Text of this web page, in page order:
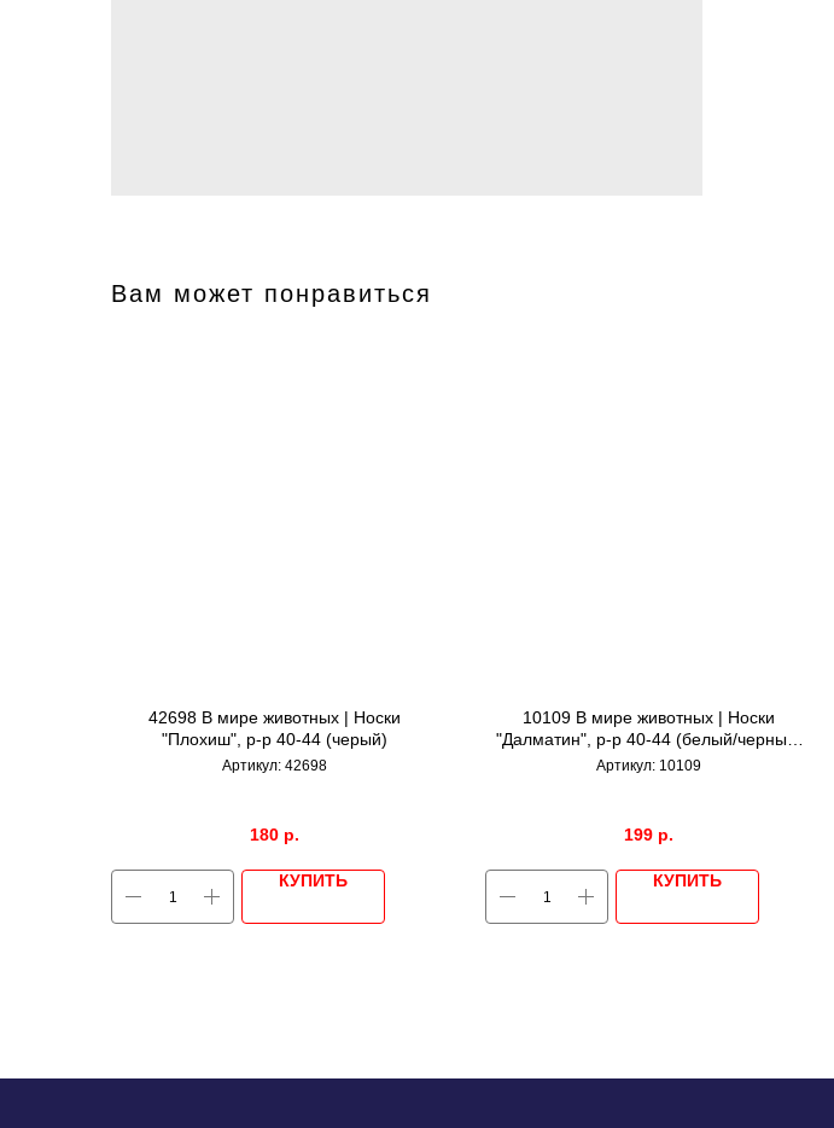
Вам может понравиться
42698 В мире животных | Носки
"Плохиш", р-р 40-44 (черый)
Артикул: 42698
180 р.
КУПИТЬ
10109 В мире животных | Носки
"Далматин", р-р 40-44 (белый/черный/
голубой)
Артикул: 10109
199 р.
КУПИТЬ